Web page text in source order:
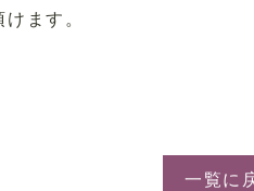
ます。
一覧に